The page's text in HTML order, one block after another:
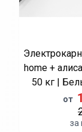
home +
50 кг |
от
за